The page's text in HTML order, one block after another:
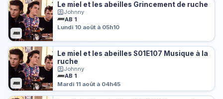
Le miel et les abeilles Grincement de ruche
Johnny
AB 1
Lundi 10 août à 05h10
Le miel et les abeilles S01E107 Musique à la
ruche
Johnny
AB 1
Mardi 11 août à 04h45